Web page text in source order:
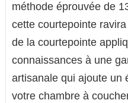
méthode éprouvée de
cette courtepointe
de la courtepointe
connaissances à une
artisanale qui ajoute un
votre chambre à